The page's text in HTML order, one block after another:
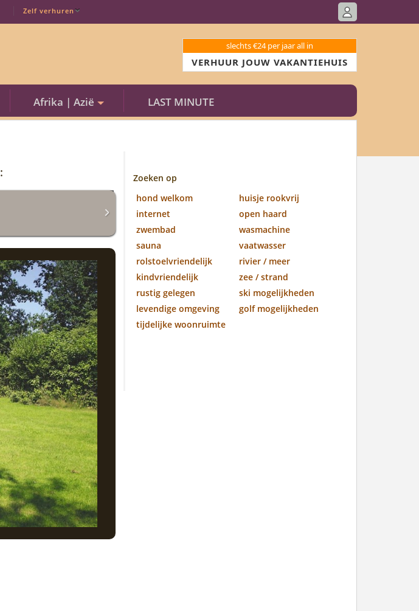
Zelf verhuren
slechts €24 per jaar all in
VERHUUR JOUW VAKANTIEHUIS
Afrika | Azië LAST MINUTE
:
Zoeken op
hond welkom
huisje rookvrij
internet
open haard
zwembad
wasmachine
sauna
vaatwasser
rolstoelvriendelijk
rivier / meer
kindvriendelijk
zee / strand
rustig gelegen
ski mogelijkheden
levendige omgeving
golf mogelijkheden
tijdelijke woonruimte